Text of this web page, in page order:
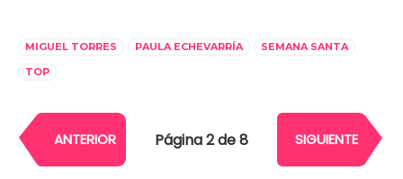
MIGUEL TORRES PAULA ECHEVARRÍA
SEMANA SANTA
TOP
ANTERIOR Página 2 de 8 SIGUIENTE